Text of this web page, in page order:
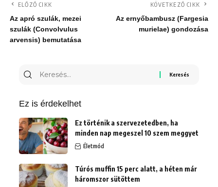
ELŐZŐ CIKK
Az apró szulák, mezei
szulák (Convolvulus
arvensis) bemutatása
KÖVETKEZŐ CIKK
Az ernyőbambusz (Fargesia
murielae) gondozása
Keresés
Ez is érdekelhet
Ez történik a szervezetedben, ha
minden nap megeszel 10 szem meggyet
Életmód
Túrós muffin 15 perc alatt, a héten már
háromszor sütöttem